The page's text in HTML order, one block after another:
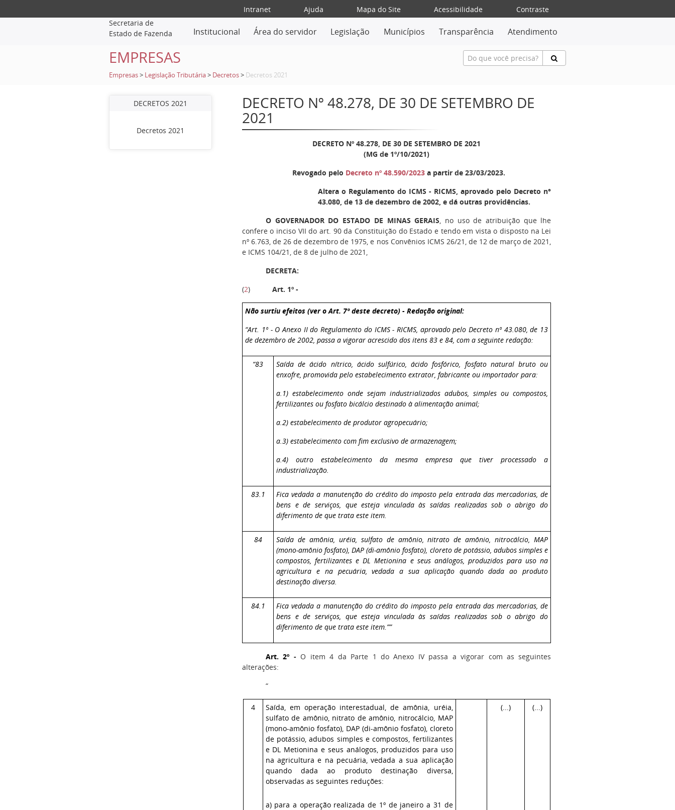
Intranet Ajuda Mapa do Site Acessibilidade
Contraste
Secretaria de
Estado de Fazenda
Institucional Área do servidor Legislação Municípios Transparência Atendimento
EMPRESAS
Empresas > Legislação Tributária > Decretos > Decretos 2021
DECRETOS 2021
Decretos 2021
DECRETO Nº 48.278, DE 30 DE SETEMBRO DE
2021
DECRETO Nº 48.278, DE 30 DE SETEMBRO DE 2021
(MG de 1º/10/2021)
Revogado pelo Decreto nº 48.590/2023 a partir de 23/03/2023.
Altera o Regulamento do ICMS - RICMS, aprovado pelo Decreto n°
43.080, de 13 de dezembro de 2002, e dá outras providências.
O GOVERNADOR DO ESTADO DE MINAS GERAIS, no uso de atribuição que lhe
confere o inciso VII do art. 90 da Constituição do Estado e tendo em vista o disposto na Lei
nº 6.763, de 26 de dezembro de 1975, e nos Convênios ICMS 26/21, de 12 de março de 2021,
e ICMS 104/21, de 8 de julho de 2021,
DECRETA:
(2) Art. 1º -
Não surtiu efeitos (ver o Art. 7º deste decreto) - Redação original:
“Art. 1º - O Anexo II do Regulamento do ICMS - RICMS, aprovado pelo Decreto nº 43.080, de 13
de dezembro de 2002, passa a vigorar acrescido dos itens 83 e 84, com a seguinte redação:
“83
Saída de ácido nítrico, ácido sulfúrico, ácido fosfórico, fosfato natural bruto ou
enxofre, promovida pelo estabelecimento extrator, fabricante ou importador para:
a.1) estabelecimento onde sejam industrializados adubos, simples ou compostos,
fertilizantes ou fosfato bicálcio destinado à alimentação animal;
a.2) estabelecimento de produtor agropecuário;
a.3) estabelecimento com fim exclusivo de armazenagem;
a.4) outro estabelecimento da mesma empresa que tiver processado a
industrialização.
83.1
Fica vedada a manutenção do crédito do imposto pela entrada das mercadorias, de
bens e de serviços, que esteja vinculada às saídas realizadas sob o abrigo do
diferimento de que trata este item.
84
Saída de amônia, uréia, sulfato de amônio, nitrato de amônio, nitrocálcio, MAP
(mono-amônio fosfato), DAP (di-amônio fosfato), cloreto de potássio, adubos simples e
compostos, fertilizantes e DL Metionina e seus análogos, produzidos para uso na
agricultura e na pecuária, vedada a sua aplicação quando dada ao produto
destinação diversa.
84.1
Fica vedada a manutenção do crédito do imposto pela entrada das mercadorias, de
bens e de serviços, que esteja vinculada às saídas realizadas sob o abrigo do
diferimento de que trata este item.””
Art. 2º - O item 4 da Parte 1 do Anexo IV passa a vigorar com as seguintes
alterações:
“
4
Saída, em operação interestadual, de amônia, uréia,
sulfato de amônio, nitrato de amônio, nitrocálcio, MAP
(mono-amônio fosfato), DAP (di-amônio fosfato), cloreto
de potássio, adubos simples e compostos, fertilizantes
e DL Metionina e seus análogos, produzidos para uso
na agricultura e na pecuária, vedada a sua aplicação
quando dada ao produto destinação diversa,
observadas as seguintes reduções:
(...) (...)
a) para a operação realizada de 1º de janeiro a 31 de